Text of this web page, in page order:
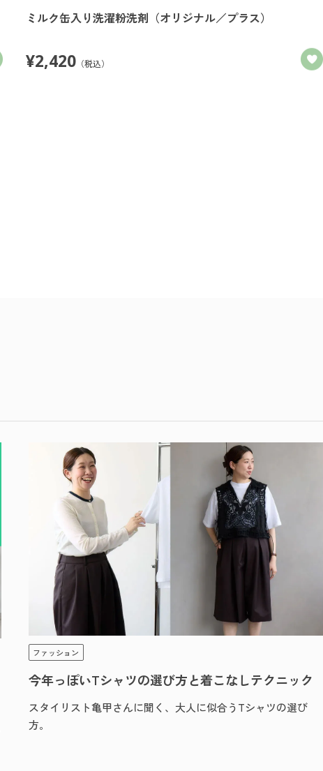
ミルク缶入り洗濯粉洗剤（オリジナル／プラス）
¥2,420 （税込）
ファッション
今年っぽいTシャツの選び方と着こなしテクニック
スタイリスト亀甲さんに聞く、大人に似合うTシャツの選び
方。